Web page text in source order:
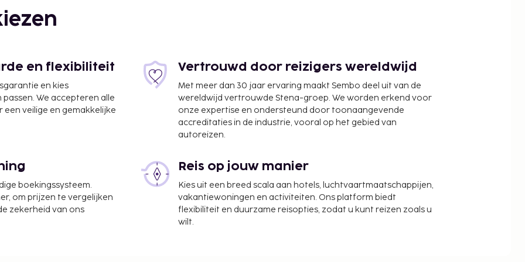
San Diego) - 11,2 km
Rodriguez Intl.) - 46,8
en flexibiliteit
en kies
We accepteren alle
veilige en gemakkelijke
Vertrouwd door reizigers wereldwijd
Met meer dan 30 jaar ervaring maakt Sembo deel uit van de
wereldwijd vertrouwde Stena-groep. We worden erkend voor
onze expertise en ondersteund door toonaangevende
accreditaties in de industrie, vooral op het gebied van
autoreizen.
boekingssysteem.
om prijzen te vergelijken
zekerheid van ons
Reis op jouw manier
Kies uit een breed scala aan hotels, luchtvaartmaatschappijen,
vakantiewoningen en activiteiten. Ons platform biedt
flexibiliteit en duurzame reisopties, zodat u kunt reizen zoals u
wilt.